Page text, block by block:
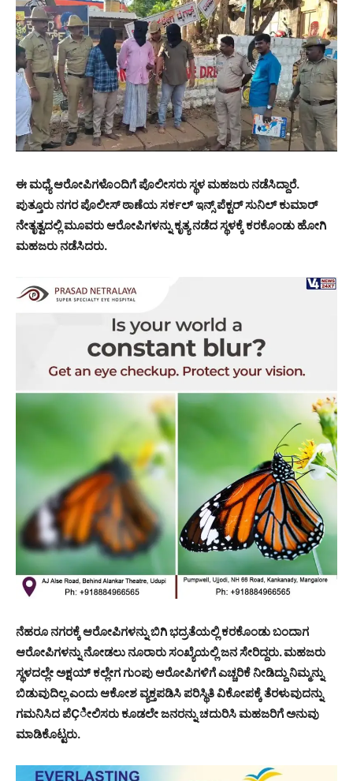
ಈ ಮಧ್ಯೆ ಆರೋಪಿಗಳೊಂದಿಗೆ ಪೊಲೀಸರು ಸ್ಥಳ ಮಹಜರು ನಡೆಸಿದ್ದಾರೆ.
ಪುತ್ತೂರು ನಗರ ಪೊಲೀಸ್ ಠಾಣೆಯ ಸರ್ಕಲ್ ಇನ್ಸ್ ಪೆಕ್ಟರ್ ಸುನಿಲ್ ಕುಮಾರ್
ನೇತೃತ್ವದಲ್ಲಿ ಮೂವರು ಆರೋಪಿಗಳನ್ನು ಕೃತ್ಯ ನಡೆದ ಸ್ಥಳಕ್ಕೆ ಕರಕೊಂಡು ಹೋಗಿ
ಮಹಜರು ನಡೆಸಿದರು.
ನೆಹರೂ ನಗರಕ್ಕೆ ಆರೋಪಿಗಳನ್ನು ಬಿಗಿ ಭದ್ರತೆಯಲ್ಲಿ ಕರಕೊಂಡು ಬಂದಾಗ
ಆರೋಪಿಗಳನ್ನು ನೋಡಲು ನೂರಾರು ಸಂಖ್ಯೆಯಲ್ಲಿ ಜನ ಸೇರಿದ್ದರು. ಮಹಜರು
ಸ್ಥಳದಲ್ಲೇ ಅಕ್ಷಯ್ ಕಲ್ಲೇಗ ಗುಂಪು ಆರೋಪಿಗಳಿಗೆ ಎಚ್ಚರಿಕೆ ನೀಡಿದ್ದು ನಿಮ್ಮನ್ನು
ಬಿಡುವುದಿಲ್ಲ ಎಂದು ಆಕೋಶ ವ್ಯಕ್ತಪಡಿಸಿ ಪರಿಸ್ಥಿತಿ ವಿಕೋಪಕ್ಕೆ ತೆರಳುವುದನ್ನು
ಗಮನಿಸಿದ ಪೆÇೀಲಿಸರು ಕೂಡಲೇ ಜನರನ್ನು ಚದುರಿಸಿ ಮಹಜರಿಗೆ ಅನುವು
ಮಾಡಿಕೊಟ್ಟರು.